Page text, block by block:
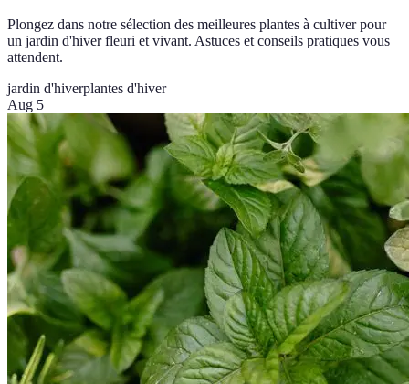
Plongez dans notre sélection des meilleures plantes à cultiver pour
un jardin d'hiver fleuri et vivant. Astuces et conseils pratiques vous
attendent.
jardin d'hiverplantes d'hiver
Aug 5